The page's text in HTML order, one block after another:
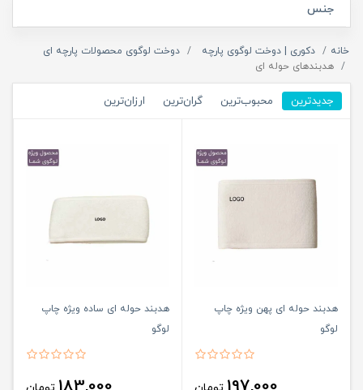
جنس
خانه دکوری | دوخت لوگوی پارچه
دوخت لوگوی محصولات پارچه ای
هدبندهای حوله ای
جدیدترین محبوب‌ترین گران‌ترین ارزان‌ترین
هدبند حوله ای پهن ویژه چاپ
لوگو
هدبند حوله ای ساده ویژه چاپ
لوگو